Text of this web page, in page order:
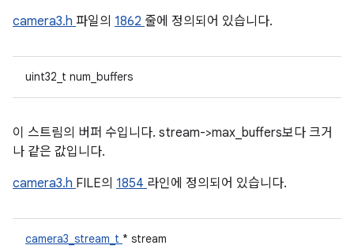
camera3.h 파일의 1862 줄에 정의되어 있습니다.
uint32_t num_buffers
이 스트림의 버퍼 수입니다. stream->max_buffers보다 크거
나 같은 값입니다.
camera3.h FILE의 1854 라인에 정의되어 있습니다.
camera3_stream_t * stream